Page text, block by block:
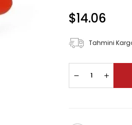
$14.06
Tahmini